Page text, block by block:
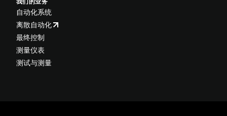
自动化系统
离散自动化
最终控制
测量仪表
测试与测量